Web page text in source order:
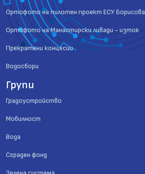
Ортофото на пилотен проект ЕСУ Борисова
Ортофото на Манастирски ливади - изток
Прекратени концесии
Водосбори
Групи
Градоустройство
Мобилност
Вода
Сграден фонд